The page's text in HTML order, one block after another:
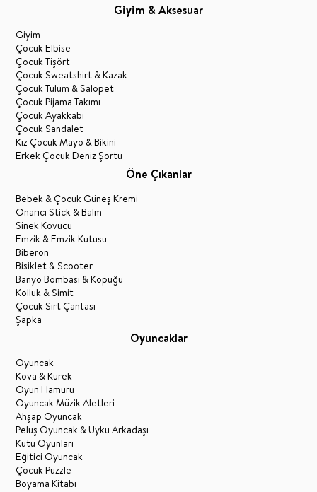
Giyim & Aksesuar
Giyim
Çocuk Elbise
Çocuk Tişört
Çocuk Sweatshirt & Kazak
Çocuk Tulum & Salopet
Çocuk Pijama Takımı
Çocuk Ayakkabı
Çocuk Sandalet
Kız Çocuk Mayo & Bikini
Erkek Çocuk Deniz Şortu
Öne Çıkanlar
Bebek & Çocuk Güneş Kremi
Onarıcı Stick & Balm
Sinek Kovucu
Emzik & Emzik Kutusu
Biberon
Bisiklet & Scooter
Banyo Bombası & Köpüğü
Kolluk & Simit
Çocuk Sırt Çantası
Şapka
Oyuncaklar
Oyuncak
Kova & Kürek
Oyun Hamuru
Oyuncak Müzik Aletleri
Ahşap Oyuncak
Peluş Oyuncak & Uyku Arkadaşı
Kutu Oyunları
Eğitici Oyuncak
Çocuk Puzzle
Boyama Kitabı